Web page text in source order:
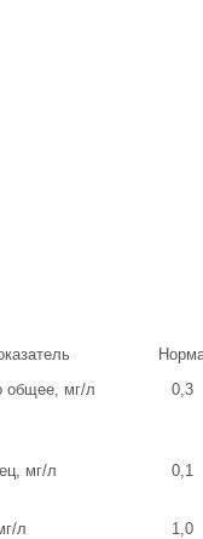
общее, мг/л 0,3
мг/л 0,1
л 1,0